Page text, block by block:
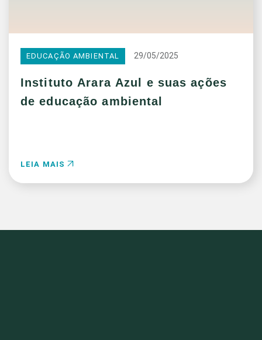
EDUCAÇÃO AMBIENTAL 29/05/2025
Instituto Arara Azul e suas ações
de educação ambiental
LEIA MAIS